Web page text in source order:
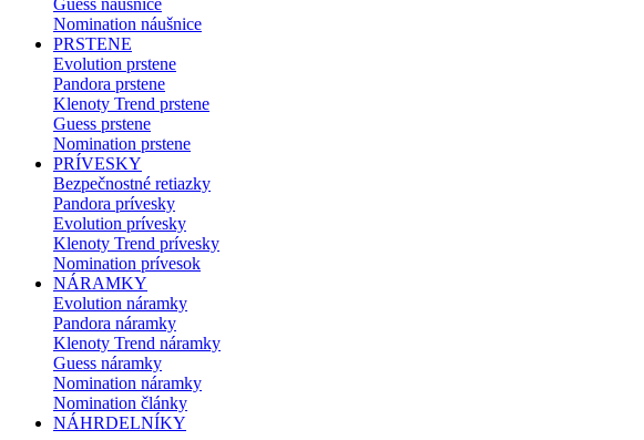
Guess náušnice
Nomination náušnice
PRSTENE
Evolution prstene
Pandora prstene
Klenoty Trend prstene
Guess prstene
Nomination prstene
PRÍVESKY
Bezpečnostné retiazky
Pandora prívesky
Evolution prívesky
Klenoty Trend prívesky
Nomination prívesok
NÁRAMKY
Evolution náramky
Pandora náramky
Klenoty Trend náramky
Guess náramky
Nomination náramky
Nomination články
NÁHRDELNÍKY